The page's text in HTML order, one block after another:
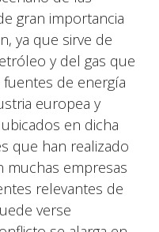
gran importancia
ya que sirve de
y del gas que
de energía
europea y
en dicha
que han realizado
muchas empresas
relevantes de
verse